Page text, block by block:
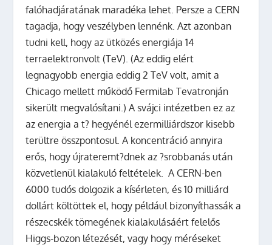
falóhadjáratának maradéka lehet. Persze a CERN
tagadja, hogy veszélyben lennénk. Azt azonban
tudni kell, hogy az ütközés energiája 14
terraelektronvolt (TeV). (Az eddig elért
legnagyobb energia eddig 2 TeV volt, amit a
Chicago mellett működő Fermilab Tevatronján
sikerült megvalósítani.) A svájci intézetben ez az
az energia a t? hegyénél ezermilliárdszor kisebb
terültre összpontosul. A koncentráció annyira
erős, hogy újrateremt?dnek az ?srobbanás után
közvetlenül kialakuló feltételek. A CERN-ben
6000 tudós dolgozik a kísérleten, és 10 milliárd
dollárt költöttek el, hogy például bizonyíthassák a
részecskék tömegének kialakulásáért felelős
Higgs-bozon létezését, vagy hogy méréseket